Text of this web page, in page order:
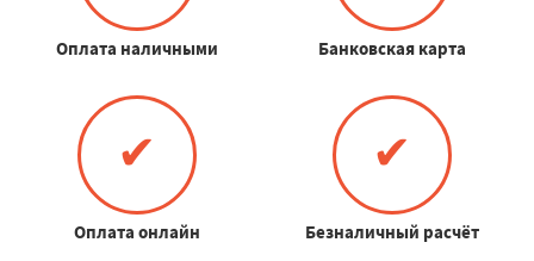
Оплата наличными Банковская карта
✔
Оплата онлайн
✔
Безналичный расчёт